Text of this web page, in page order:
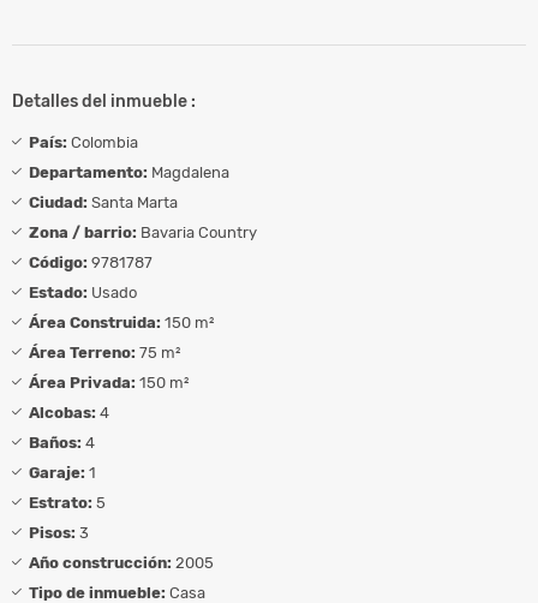
Detalles del inmueble :
País: Colombia
Departamento: Magdalena
Ciudad: Santa Marta
Zona / barrio: Bavaria Country
Código: 9781787
Estado: Usado
Área Construida: 150 m²
Área Terreno: 75 m²
Área Privada: 150 m²
Alcobas: 4
Baños: 4
Garaje: 1
Estrato: 5
Pisos: 3
Año construcción: 2005
Tipo de inmueble: Casa